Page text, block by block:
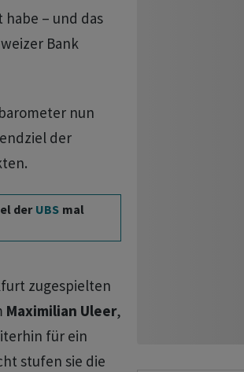
– und das
Bank
nun
der
derUBS mal
zugespielten
Maximilian Uleer,
für ein
stufen sie die